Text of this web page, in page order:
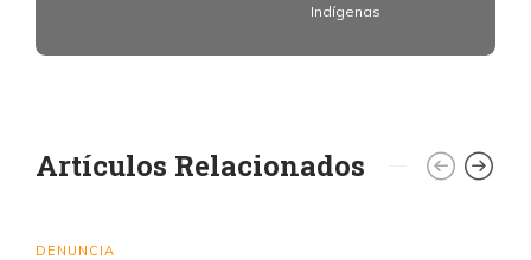
Indígenas
Artículos Relacionados
DENUNCIA